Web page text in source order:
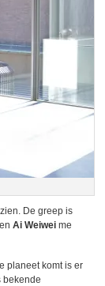
De greep is
Ai Weiwei me
planeet komt is er
bekende